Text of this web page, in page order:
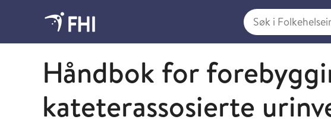
Søk i
Smittevern i helsetjenesten
Håndbok for
kateterassosierte